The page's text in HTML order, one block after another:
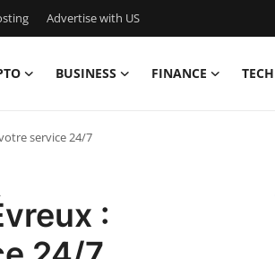
Advertise with US
BUSINESS FINANCE TECH
service 24/7
: